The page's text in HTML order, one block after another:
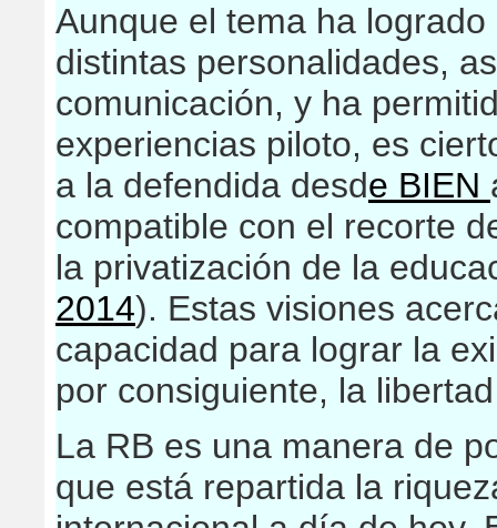
Aunque el tema ha
distintas personalidades,
comunicación, y ha
experiencias piloto, es
a la defendida desde BIEN
compatible con el recorte
la privatización de la
2014). Estas visiones
capacidad para lograr la
por consiguiente, la
La RB es una manera de
que está repartida la